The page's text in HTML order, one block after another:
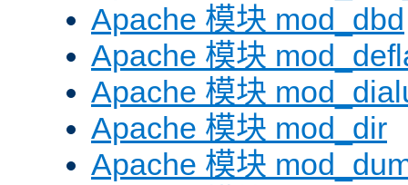
Apache 模块 mod_dbd
Apache 模块
Apache 模块
Apache 模块 mod_dir
Apache 模块